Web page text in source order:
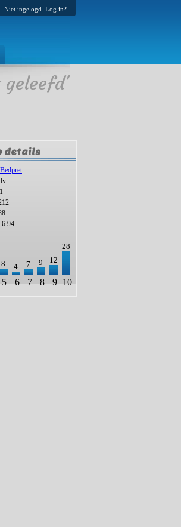
Niet ingelogd. Log in?
geleefd'
details
6.94
8 4 7 9 12
28
5 6 7 8 9 10